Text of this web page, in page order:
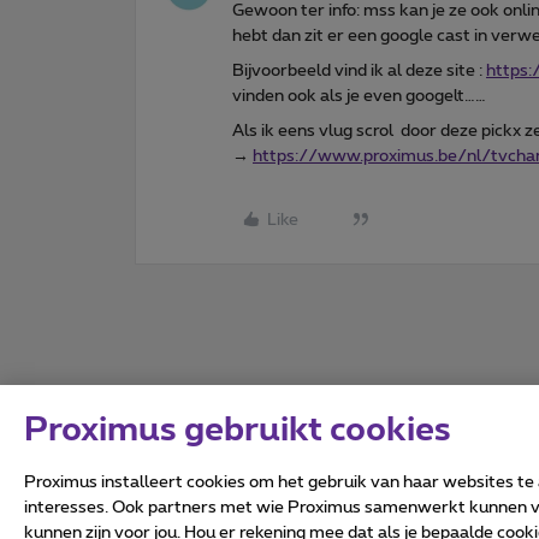
Gewoon ter info: mss kan je ze ook
hebt dan zit er een google cast in
Bijvoorbeeld vind ik al deze site :
vinden ook als je even googelt……
Als ik eens vlug scrol door deze pickx
→ https://www.proximus.be/nl/
Like
Proximus gebruikt cookies
Proximus installeert cookies om het gebruik van haar websites
interesses. Ook partners met wie Proximus samenwerkt kunnen
kunnen zijn voor jou. Hou er rekening mee dat als je bepaalde